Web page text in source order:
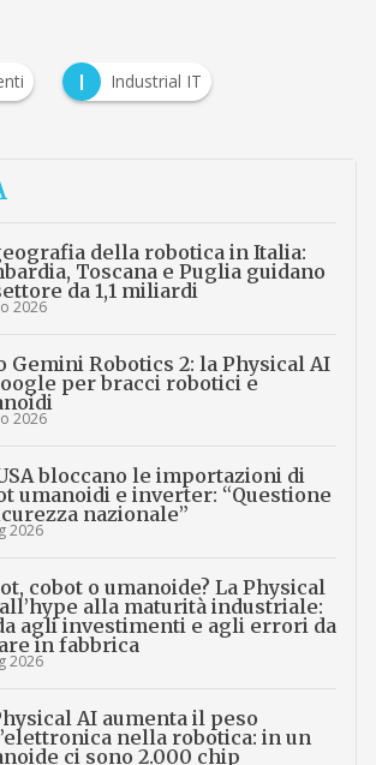
I Industrial IT
della robotica in Italia:
Toscana e Puglia guidano
da 1,1 miliardi
2026
Gemini Robotics 2: la Physical AI
per bracci robotici e
2026
bloccano le importazioni di
umanoidi e inverter: “Questione
nazionale”
2026
cobot o umanoide? La Physical
alla maturità industriale:
agli investimenti e agli errori da
in fabbrica
2026
AI aumenta il peso
nella robotica: in un
ci sono 2.000 chip